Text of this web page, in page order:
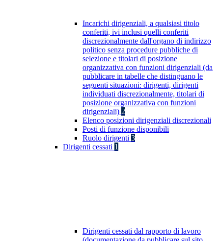
Incarichi dirigenziali, a qualsiasi titolo
conferiti, ivi inclusi quelli conferiti
discrezionalmente dall'organo di indirizzo
politico senza procedure pubbliche di
selezione e titolari di posizione
organizzativa con funzioni dirigenziali (da
pubblicare in tabelle che distinguano le
seguenti situazioni: dirigenti, dirigenti
individuati discrezionalmente, titolari di
posizione organizzativa con funzioni
dirigenziali) 2
Elenco posizioni dirigenziali discrezionali
Posti di funzione disponibili
Ruolo dirigenti 3
Dirigenti cessati 1
Dirigenti cessati dal rapporto di lavoro